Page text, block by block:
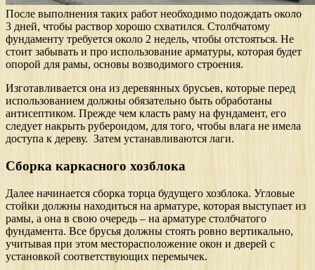
После выполнения таких работ необходимо подождать около
3 дней, чтобы раствор хорошо схватился. Столбчатому
фундаменту требуется около 2 недель, чтобы отстояться. Не
стоит забывать и про использование арматуры, которая будет
опорой для рамы, основы возводимого строения.
Изготавливается она из деревянных брусьев, которые перед
использованием должны обязательно быть обработаны
антисептиком. Прежде чем класть раму на фундамент, его
следует накрыть рубероидом, для того, чтобы влага не имела
доступа к дереву. Затем устанавливаются лаги.
Сборка каркасного хозблока
Далее начинается сборка торца будущего хозблока. Угловые
стойки должны находиться на арматуре, которая выступает из
рамы, а она в свою очередь – на арматуре столбчатого
фундамента. Все брусья должны стоять ровно вертикально,
учитывая при этом месторасположение окон и дверей с
установкой соответствующих перемычек.